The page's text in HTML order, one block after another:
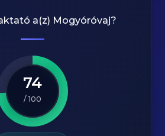
a(z) Mogyóróvaj?
74
/ 100